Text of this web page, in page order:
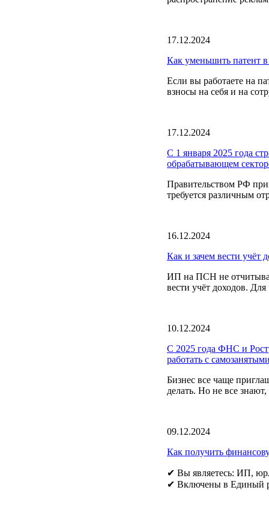
17.12.2024
Как уменьшить патент
Если вы работаете на
взносы на себя и на
17.12.2024
С 1 января 2025 года
обрабатывающем
Правительством РФ
требуется различным
16.12.2024
Как и зачем вести учёт
ИП на ПСН не
вести учёт доходов.
10.12.2024
С 2025 года ФНС и
работать с
Бизнес все чаще
делать. Но не все
09.12.2024
Как получить
✔ Вы являетесь: ИП,
✔ Включены в Единый